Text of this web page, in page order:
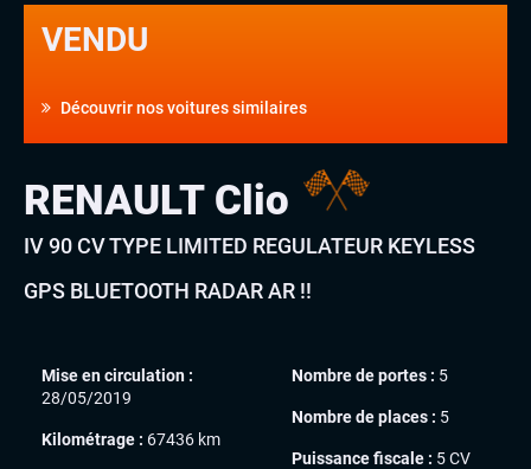
VENDU
Découvrir nos voitures similaires
RENAULT Clio
IV 90 CV TYPE LIMITED REGULATEUR KEYLESS
GPS BLUETOOTH RADAR AR !!
Mise en circulation :
28/05/2019
Kilométrage : 67436 km
Nombre de portes : 5
Nombre de places : 5
Puissance fiscale : 5 CV